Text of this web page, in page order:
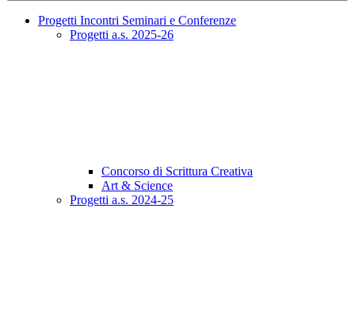
Progetti Incontri Seminari e Conferenze
Progetti a.s. 2025-26
Concorso di Scrittura Creativa
Art & Science
Progetti a.s. 2024-25